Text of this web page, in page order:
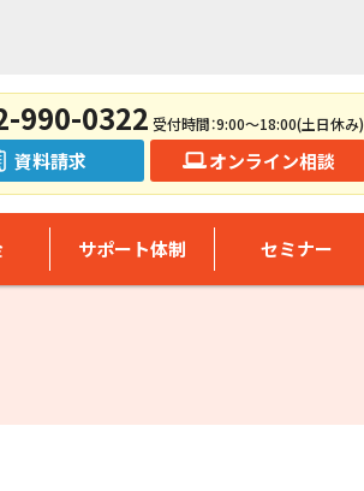
990-0322 受付時間：9:00～18:00(土日休み)
資料請求 オンライン相談
サポート体制 セミナー